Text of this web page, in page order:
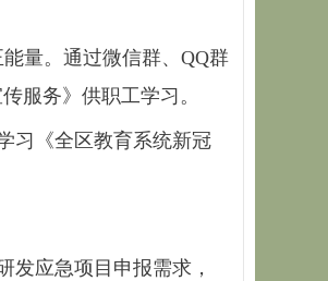
量。通过微信群、QQ群
服务》供职工学习。
习《全区教育系统新冠
应急项目申报需求，